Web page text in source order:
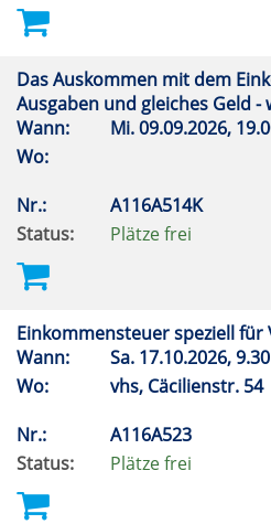
Das Auskommen mit dem
Ausgaben und gleiches Geld -
Wann:
Mi.09.09.2026,
Wo:
Nr.:
A116A514K
Status:
Plätze frei
Einkommensteuer speziell
Wann:
Sa. 17.10.2026,
Wo:
vhs, Cäcilienstr. 54
Nr.:
A116A523
Status:
Plätze frei